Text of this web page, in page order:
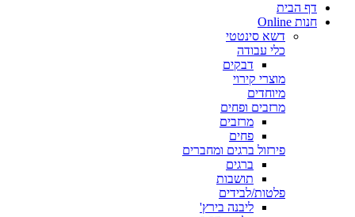
דף הבית
חנות Online
דשא סינטטי
כלי עבודה
דבקים
מוצרי קירוי
מיוחדים
מרזבים ופחים
מרזבים
פחים
פירזול ברגים ומחברים
ברגים
תושבות
פלטות/לבידים
ליבנה בירץ'